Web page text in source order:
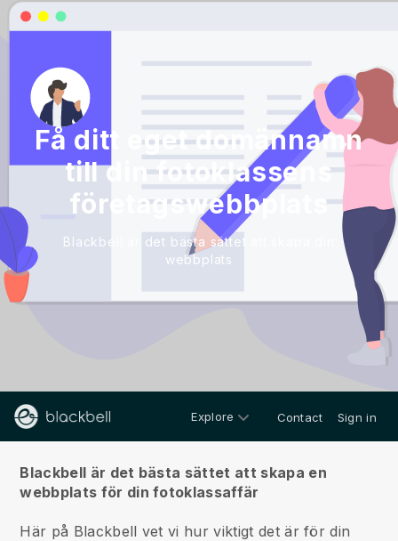
Få ditt eget domännamn
till din fotoklassens
företagswebbplats
Blackbell är det bästa sättet att skapa din
webbplats
Explore Contact Sign in
Blackbell är det bästa sättet att skapa en
webbplats för din fotoklassaffär
Här på Blackbell vet vi hur viktigt det är för din